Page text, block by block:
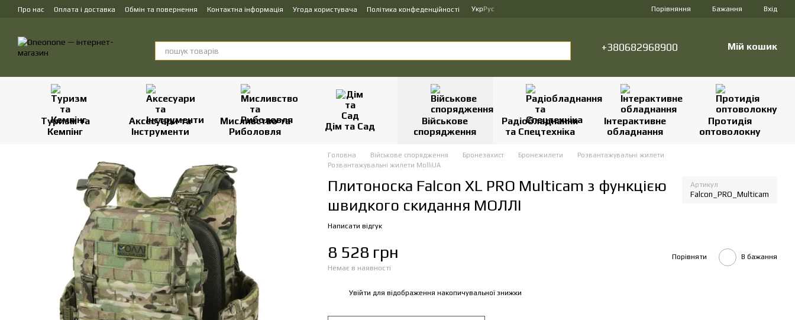
Перейти до основного контенту
Про нас Оплата і доставка Обмін та повернення Контактна інформація Угода користувача Політика конфеденційності УкрРус Порівняння Бажання Вхід
+380682968900 Мій кошик
Туризм та
Кемпінг
Аксесуари та
Інструменти
Мисливство та
Риболовля
Дім та Сад
Військове
спорядження
Радіобладнання
та Спецтехніка
Інтерактивне
обладнання
Протидія
оптоволокну
Головна Військове спорядження Бронезахист Бронежилети
Розвантажувальні жилети
Розвантажувальні жилети MolliUA
Плитоноска Falcon XL PRO Multicam з функцією
швидкого скидання МОЛЛІ
Артикул
Falcon_PRO_Multicam
Написати відгук
8 528 грн
Немає в наявності
Порівняти В бажання
Увійти для відображення накопичувальної знижки